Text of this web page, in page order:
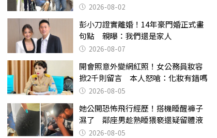
2026-08-02
彭小刀證實離婚！14年豪門婚正式畫
句點 親曝：我們還是家人
2026-08-07
開會照意外變網紅照！女公務員妝容
掀2千則留言 本人怒嗆：化妝有錯嗎
2026-08-05
她公開恐怖飛行經歷！搭機睡醒褲子
濕了 鄰座男趁熟睡猥褻還疑留體液
2026-08-05